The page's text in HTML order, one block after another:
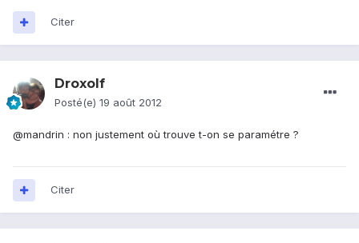
Citer
Droxolf
Posté(e) 19 août 2012
@mandrin : non justement où trouve t-on se paramétre ?
Citer